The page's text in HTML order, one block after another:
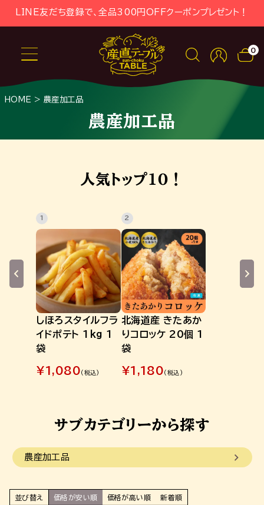
LINE友だち登録で、全品300円OFFクーポンプレゼント！
0
HOME 農産加工品
農産加工品
人気トップ１０！
1
しほろスタイルフラ
イドポテト 1kg 1
袋
¥ 1,080 (税込)
2
北海道産 きたあか
りコロッケ 20個 1
袋
¥1,180 (税込)
農産加工品
並び替え 価格が安い順 価格が高い順 新着順